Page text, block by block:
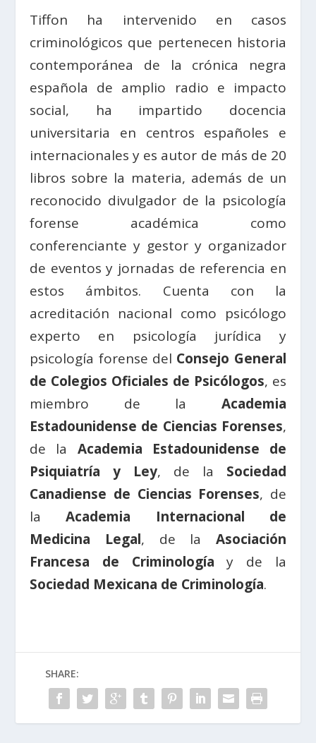
Tiffon ha intervenido en casos
criminológicos que pertenecen historia
contemporánea de la crónica negra
española de amplio radio e impacto
social, ha impartido docencia
universitaria en centros españoles e
internacionales y es autor de más de 20
libros sobre la materia, además de un
reconocido divulgador de la psicología
forense académica como
conferenciante y gestor y organizador
de eventos y jornadas de referencia en
estos ámbitos. Cuenta con la
acreditación nacional como psicólogo
experto en psicología jurídica y
psicología forense del Consejo General
de Colegios Oficiales de Psicólogos, es
miembro de la Academia
Estadounidense de Ciencias Forenses,
de la Academia Estadounidense de
Psiquiatría y Ley, de la Sociedad
Canadiense de Ciencias Forenses, de
laAcademia Internacional de
Medicina Legal, de la Asociación
Francesa de Criminología y de la
Sociedad Mexicana de Criminología.
SHARE: